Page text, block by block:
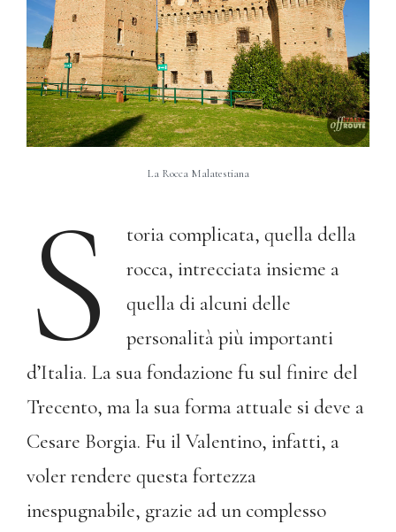
La Rocca Malatestiana
S
toria complicata, quella della
rocca, intrecciata insieme a
quella di alcuni delle
personalità più importanti
d’Italia. La sua fondazione fu sul finire del
Trecento, ma la sua forma attuale si deve a
Cesare Borgia. Fu il Valentino, infatti, a
voler rendere questa fortezza
inespugnabile, grazie ad un complesso